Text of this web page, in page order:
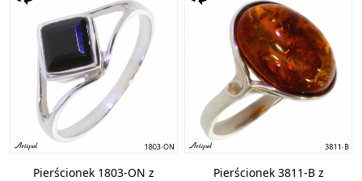
Pierścionek 1803-ON z
Pierścionek 3811-B z